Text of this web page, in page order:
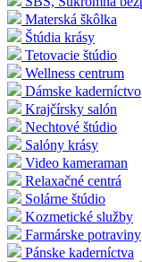
Materská škôlka
Štúdia krásy
Tetovacie štúdio
Wellness centrum
Dámske kaderníctvo
Krajčírsky salón
Nechtové štúdio
Salóny krásy
Video kameraman
Relaxačné centrá
Solárne štúdio
Kozmetické služby
Farmárske potraviny
Pánske kaderníctva